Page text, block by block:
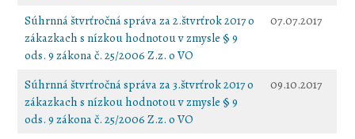
Súhrnná štvrťročná správa za 2.štvrťrok 2017 o
zákazkach s nízkou hodnotou v zmysle § 9
ods. 9 zákona č. 25/2006 Z.z. o VO
07.07.2017
Súhrnná štvrťročná správa za 3.štvrťrok 2017 o
zákazkach s nízkou hodnotou v zmysle § 9
ods. 9 zákona č. 25/2006 Z.z. o VO
09.10.2017